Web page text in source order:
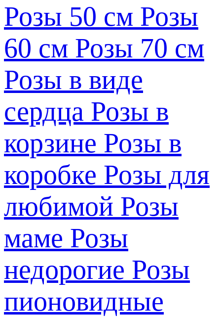
Розы 50 см Розы
60 см Розы 70 см
Розы в виде
сердца Розы в
корзине Розы в
коробке Розы для
любимой Розы
маме Розы
недорогие Розы
пионовидные